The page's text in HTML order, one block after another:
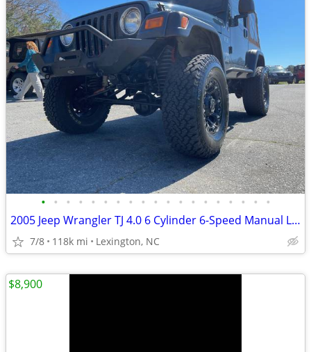
• • • • • • • • • • • • • • • • • • •
2005 Jeep Wrangler TJ 4.0 6 Cylinder 6-Speed Manual LOW MILES!!!
7/8 118k mi Lexington, NC
$8,900